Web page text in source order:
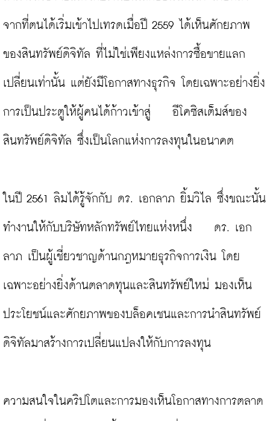
จากที่ตนได้เริ่มเข้าไปเทรดเมื่อปี 2559 ได้เห็นศักยภาพ
ของสินทรัพย์ดิจิทัล ที่ไม่ใช่เพียงแหล่งการซื้อขายแลก
เปลี่ยนเท่านั้น แต่ยังมีโอกาสทางธุรกิจ โดยเฉพาะอย่างยิ่ง
การเป็นประตูให้ผู้คนได้ก้าวเข้าสู่    อีโคซิสเต็มส์ของ
สินทรัพย์ดิจิทัล ซึ่งเป็นโลกแห่งการลงทุนในอนาคต
ในปี 2561 ลิมได้รู้จักกับ ดร. เอกลาภ ยิ้มวิไล ซึ่งขณะนั้น
ทำงานให้กับบริษัทหลักทรัพย์ไทยแห่งหนึ่ง    ดร. เอก
ลาภ เป็นผู้เชี่ยวชาญด้านกฎหมายธุรกิจการเงิน โดย
เฉพาะอย่างยิ่งด้านตลาดทุนและสินทรัพย์ใหม่ มองเห็น
ประโยชน์และศักยภาพของบล็อคเชนและการนำสินทรัพย์
ดิจิทัลมาสร้างการเปลี่ยนแปลงให้กับการลงทุน
ความสนใจในคริปโตและการมองเห็นโอกาสทางการตลาด